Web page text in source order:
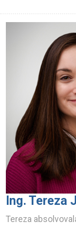
Ing. Tereza
Tereza